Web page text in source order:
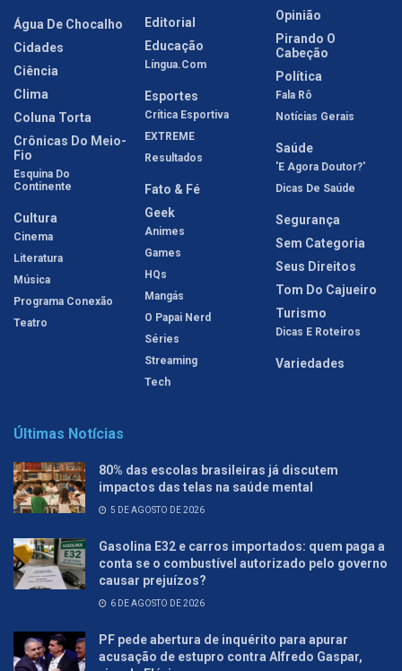
Água De Chocalho
Cidades
Ciência
Clima
Coluna Torta
Crônicas Do Meio-
Fio
Esquina Do
Continente
Cultura
Cinema
Literatura
Música
Programa Conexão
Teatro
Editorial
Educação
Língua.com
Esportes
Crítica Esportiva
EXTREME
Resultados
Fato & Fé
Geek
Animes
Games
HQs
Mangás
O Papai Nerd
Séries
Streaming
Tech
Opinião
Pirando O
Cabeção
Política
Fala Rô
Notícias Gerais
Saúde
'E Agora Doutor?'
Dicas De Saúde
Segurança
Sem Categoria
Seus Direitos
Tom Do Cajueiro
Turismo
Dicas E Roteiros
Variedades
Últimas Notícias
80% das escolas brasileiras já discutem
impactos das telas na saúde mental
5 DE AGOSTO DE 2026
Gasolina E32 e carros importados: quem paga a
conta se o combustível autorizado pelo governo
causar prejuízos?
6 DE AGOSTO DE 2026
PF pede abertura de inquérito para apurar
acusação de estupro contra Alfredo Gaspar,